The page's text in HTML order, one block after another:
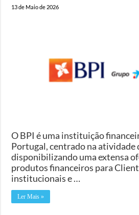
13 de Maio de 2026
O BPI é uma instituição
Portugal, centrado na atividade
disponibilizando uma extensa
produtos financeiros para
institucionais e …
Ler Mais »